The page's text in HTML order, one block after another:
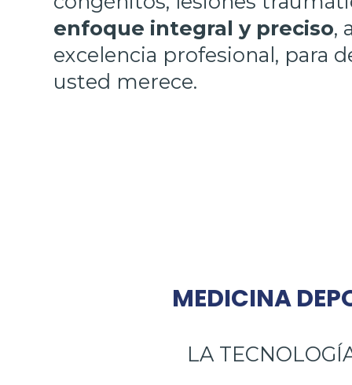
enfoque integral y preciso,
excelencia profesional, para
usted merece.
MEDICINA
LA